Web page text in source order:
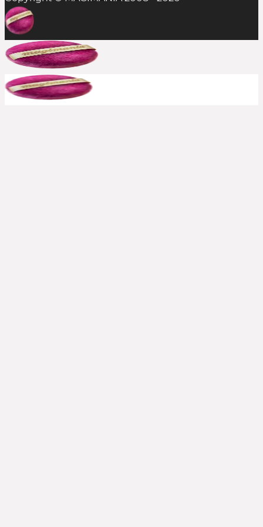
In der Regel ist das Einlösen mehrerer
Rabattcodes auf einen Einkauf nicht möglich,
aber man sollte es stets probieren. Die
Kombination aus Rabattcode und Gratis-
Zugabe(n) gelingt durchaus mal, insofern alle
anderen Bedingungen erfüllt sind.
Bereits reduzierte Produkte sind meist von